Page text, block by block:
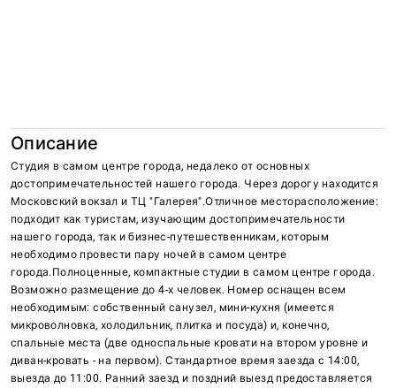
Описание
Студия в самом центре города, недалеко от основных
достопримечательностей нашего города. Через дорогу находится
Московский вокзал и ТЦ "Галерея".Отличное месторасположение:
подходит как туристам, изучающим достопримечательности
нашего города, так и бизнес-путешественникам, которым
необходимо провести пару ночей в самом центре
города.Полноценные, компактные студии в самом центре города.
Возможно размещение до 4-х человек. Номер оснащен всем
необходимым: собственный санузел, мини-кухня (имеется
микроволновка, холодильник, плитка и посуда) и, конечно,
спальные места (две односпальные кровати на втором уровне и
диван-кровать - на первом). Стандартное время заезда с 14:00,
выезда до 11:00. Ранний заезд и поздний выезд предоставляется